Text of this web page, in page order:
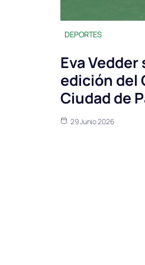
DEPORTES
Eva Vedder
edición del
Ciudad de
29 Junio 2026